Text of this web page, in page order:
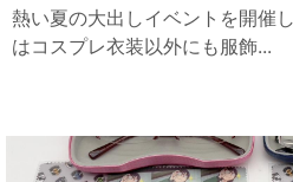
熱い夏の大出しイベントを開催
はコスプレ衣装以外にも服飾...